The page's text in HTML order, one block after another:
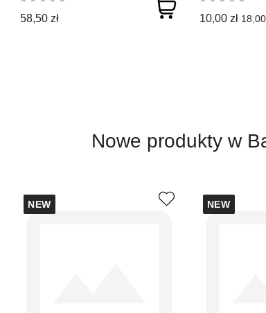
58,50 zł 10,00 zł 18,00
Nowe produkty w
NEW NEW